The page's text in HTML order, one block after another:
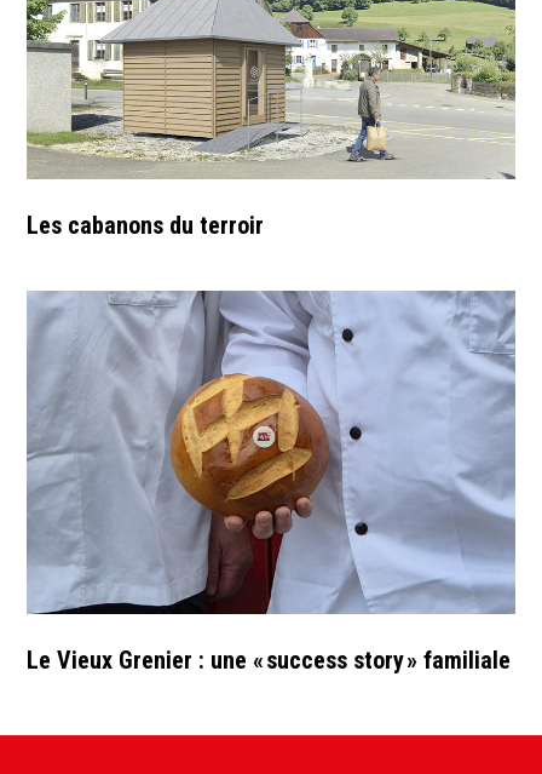
Les cabanons du terroir
Le Vieux Grenier : une « success story » familiale